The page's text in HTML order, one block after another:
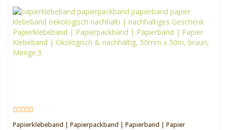
Papierklebeband | Papierpackband | Papierband | Papier